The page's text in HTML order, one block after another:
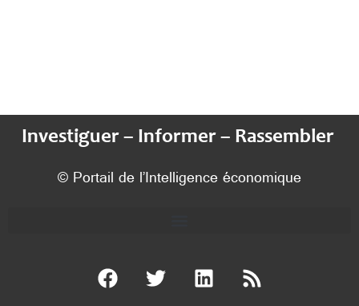
Investiguer – Informer – Rassembler
© Portail de l’Intelligence économique